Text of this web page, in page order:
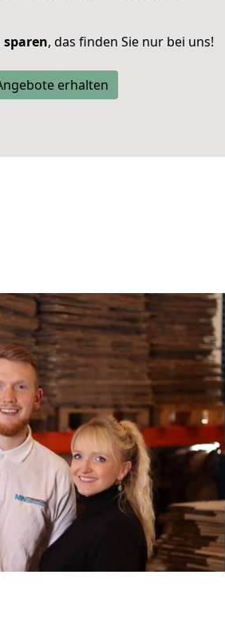
sparen, das finden Sie nur bei uns!
erhalten